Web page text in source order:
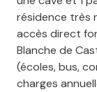
résidence très
accès direct
Blanche de
(écoles, bus,
charges